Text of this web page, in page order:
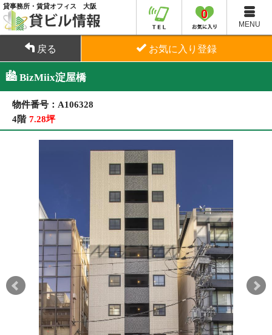
貸事務所・賃貸オフィス 大阪
MENU
0
戻る お気に入り登録
BizMiix淀屋橋
物件番号：A106328
4階 7.28坪